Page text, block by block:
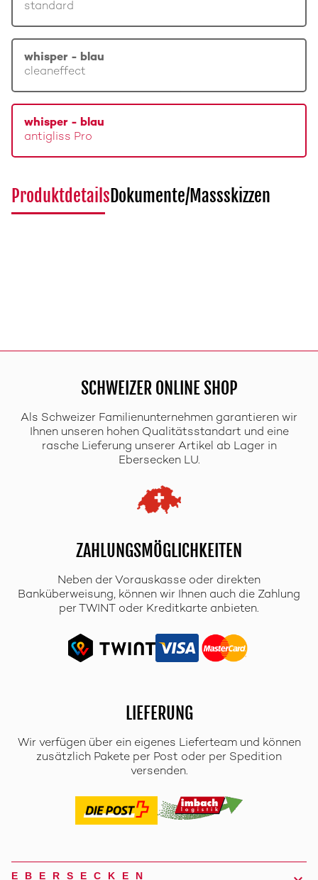
standard
whisper - blau
cleaneffect
whisper - blau
antigliss Pro
ProduktdetailsDokumente/Massskizzen
SCHWEIZER ONLINE SHOP
Als Schweizer Familienunternehmen garantieren wir
Ihnen unseren hohen Qualitätsstandart und eine
rasche Lieferung unserer Artikel ab Lager in
Ebersecken LU.
ZAHLUNGSMÖGLICHKEITEN
Neben der Vorauskasse oder direkten
Banküberweisung, können wir Ihnen auch die Zahlung
per TWINT oder Kreditkarte anbieten.
LIEFERUNG
Wir verfügen über ein eigenes Lieferteam und können
zusätzlich Pakete per Post oder per Spedition
versenden.
EBERSECKEN